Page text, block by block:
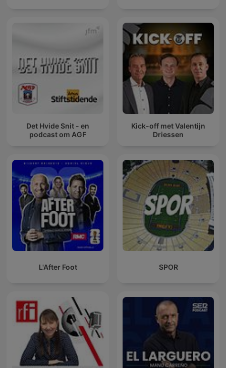
Det Hvide Snit - en
podcast om AGF
Kick-off met Valentijn
Driessen
L'After Foot SPOR